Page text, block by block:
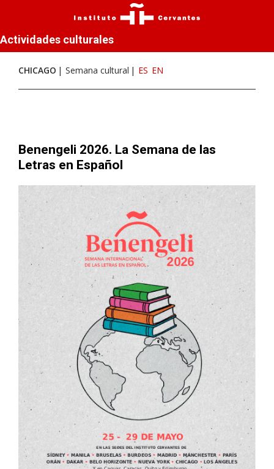
Actividades culturales
CHICAGO Semana cultural ES EN
Benengeli 2026. La Semana de las
Letras en Español